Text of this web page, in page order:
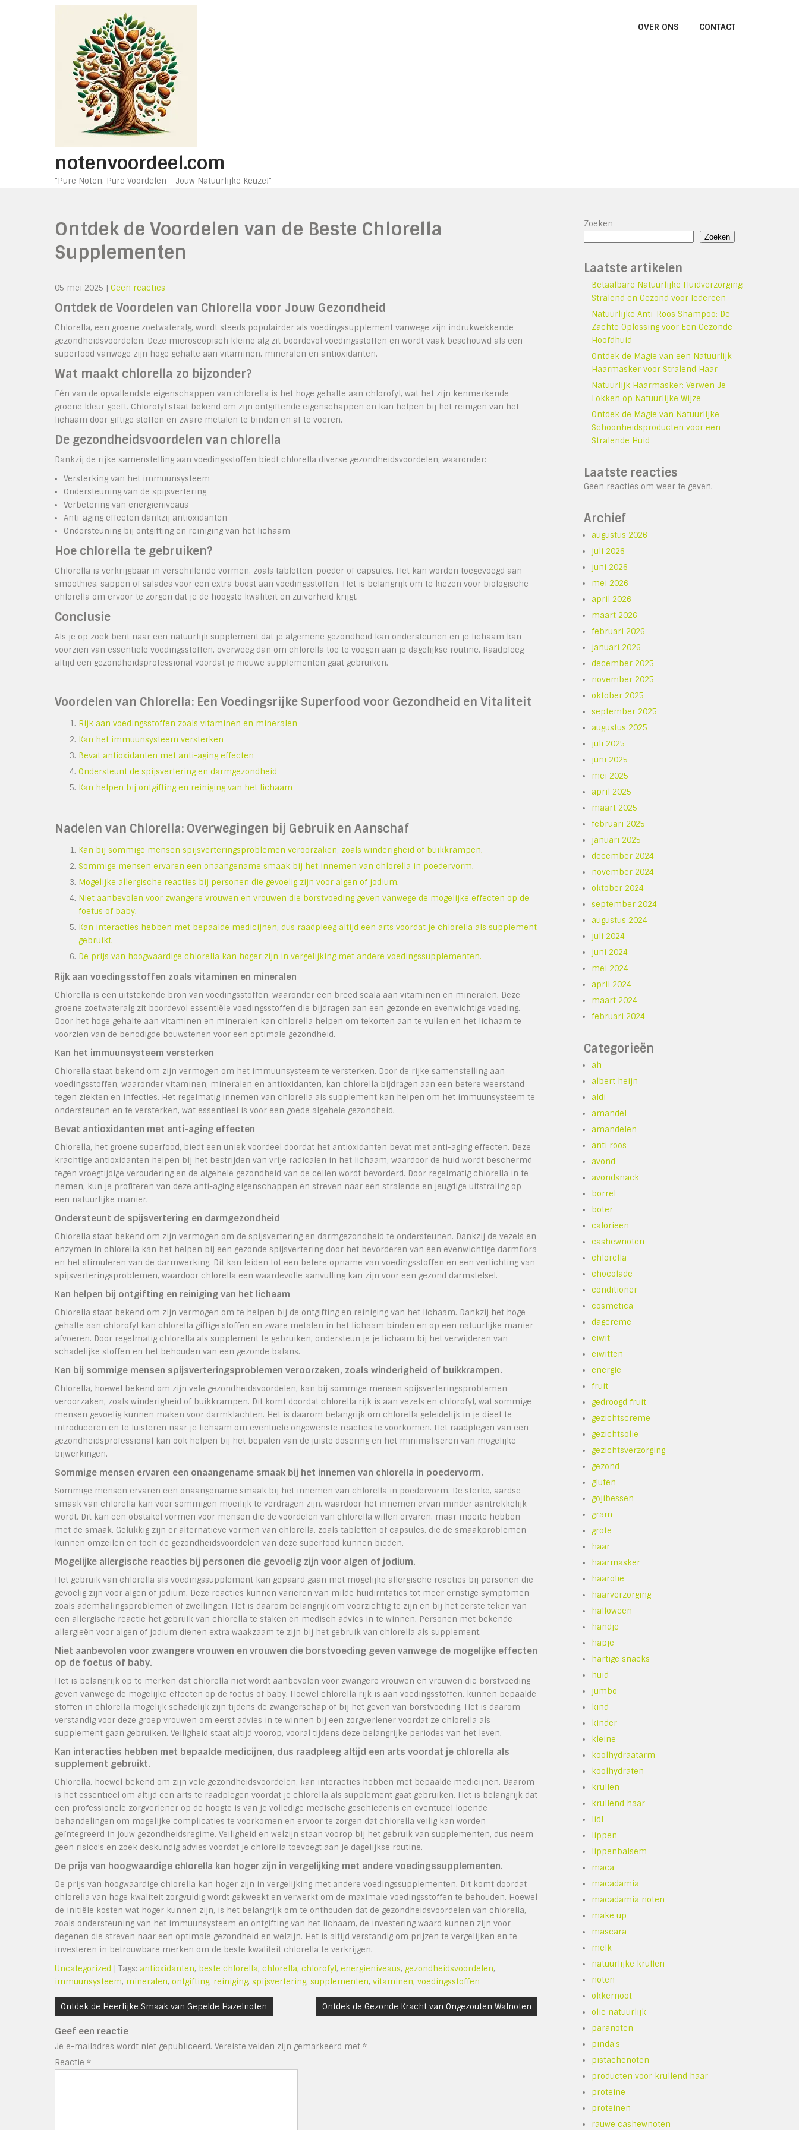
notenvoordeel.com
"Pure Noten, Pure Voordelen – Jouw Natuurlijke Keuze!"
OVER ONS CONTACT
Ontdek de Voordelen van de Beste Chlorella
Supplementen
05 mei 2025 | Geen reacties
Ontdek de Voordelen van Chlorella voor Jouw Gezondheid
Chlorella, een groene zoetwateralg, wordt steeds populairder als voedingssupplement vanwege zijn indrukwekkende
gezondheidsvoordelen. Deze microscopisch kleine alg zit boordevol voedingsstoffen en wordt vaak beschouwd als een
superfood vanwege zijn hoge gehalte aan vitaminen, mineralen en antioxidanten.
Wat maakt chlorella zo bijzonder?
Eén van de opvallendste eigenschappen van chlorella is het hoge gehalte aan chlorofyl, wat het zijn kenmerkende
groene kleur geeft. Chlorofyl staat bekend om zijn ontgiftende eigenschappen en kan helpen bij het reinigen van het
lichaam door giftige stoffen en zware metalen te binden en af te voeren.
De gezondheidsvoordelen van chlorella
Dankzij de rijke samenstelling aan voedingsstoffen biedt chlorella diverse gezondheidsvoordelen, waaronder:
Versterking van het immuunsysteem
Ondersteuning van de spijsvertering
Verbetering van energieniveaus
Anti-aging effecten dankzij antioxidanten
Ondersteuning bij ontgifting en reiniging van het lichaam
Hoe chlorella te gebruiken?
Chlorella is verkrijgbaar in verschillende vormen, zoals tabletten, poeder of capsules. Het kan worden toegevoegd aan
smoothies, sappen of salades voor een extra boost aan voedingsstoffen. Het is belangrijk om te kiezen voor biologische
chlorella om ervoor te zorgen dat je de hoogste kwaliteit en zuiverheid krijgt.
Conclusie
Als je op zoek bent naar een natuurlijk supplement dat je algemene gezondheid kan ondersteunen en je lichaam kan
voorzien van essentiële voedingsstoffen, overweeg dan om chlorella toe te voegen aan je dagelijkse routine. Raadpleeg
altijd een gezondheidsprofessional voordat je nieuwe supplementen gaat gebruiken.
Voordelen van Chlorella: Een Voedingsrijke Superfood voor Gezondheid en Vitaliteit
Rijk aan voedingsstoffen zoals vitaminen en mineralen
Kan het immuunsysteem versterken
Bevat antioxidanten met anti-aging effecten
Ondersteunt de spijsvertering en darmgezondheid
Kan helpen bij ontgifting en reiniging van het lichaam
Nadelen van Chlorella: Overwegingen bij Gebruik en Aanschaf
Kan bij sommige mensen spijsverteringsproblemen veroorzaken, zoals winderigheid of buikkrampen.
Sommige mensen ervaren een onaangename smaak bij het innemen van chlorella in poedervorm.
Mogelijke allergische reacties bij personen die gevoelig zijn voor algen of jodium.
Niet aanbevolen voor zwangere vrouwen en vrouwen die borstvoeding geven vanwege de mogelijke effecten op de
foetus of baby.
Kan interacties hebben met bepaalde medicijnen, dus raadpleeg altijd een arts voordat je chlorella als supplement
gebruikt.
De prijs van hoogwaardige chlorella kan hoger zijn in vergelijking met andere voedingssupplementen.
Rijk aan voedingsstoffen zoals vitaminen en mineralen
Chlorella is een uitstekende bron van voedingsstoffen, waaronder een breed scala aan vitaminen en mineralen. Deze
groene zoetwateralg zit boordevol essentiële voedingsstoffen die bijdragen aan een gezonde en evenwichtige voeding.
Door het hoge gehalte aan vitaminen en mineralen kan chlorella helpen om tekorten aan te vullen en het lichaam te
voorzien van de benodigde bouwstenen voor een optimale gezondheid.
Kan het immuunsysteem versterken
Chlorella staat bekend om zijn vermogen om het immuunsysteem te versterken. Door de rijke samenstelling aan
voedingsstoffen, waaronder vitaminen, mineralen en antioxidanten, kan chlorella bijdragen aan een betere weerstand
tegen ziekten en infecties. Het regelmatig innemen van chlorella als supplement kan helpen om het immuunsysteem te
ondersteunen en te versterken, wat essentieel is voor een goede algehele gezondheid.
Bevat antioxidanten met anti-aging effecten
Chlorella, het groene superfood, biedt een uniek voordeel doordat het antioxidanten bevat met anti-aging effecten. Deze
krachtige antioxidanten helpen bij het bestrijden van vrije radicalen in het lichaam, waardoor de huid wordt beschermd
tegen vroegtijdige veroudering en de algehele gezondheid van de cellen wordt bevorderd. Door regelmatig chlorella in te
nemen, kun je profiteren van deze anti-aging eigenschappen en streven naar een stralende en jeugdige uitstraling op
een natuurlijke manier.
Ondersteunt de spijsvertering en darmgezondheid
Chlorella staat bekend om zijn vermogen om de spijsvertering en darmgezondheid te ondersteunen. Dankzij de vezels en
enzymen in chlorella kan het helpen bij een gezonde spijsvertering door het bevorderen van een evenwichtige darmflora
en het stimuleren van de darmwerking. Dit kan leiden tot een betere opname van voedingsstoffen en een verlichting van
spijsverteringsproblemen, waardoor chlorella een waardevolle aanvulling kan zijn voor een gezond darmstelsel.
Kan helpen bij ontgifting en reiniging van het lichaam
Chlorella staat bekend om zijn vermogen om te helpen bij de ontgifting en reiniging van het lichaam. Dankzij het hoge
gehalte aan chlorofyl kan chlorella giftige stoffen en zware metalen in het lichaam binden en op een natuurlijke manier
afvoeren. Door regelmatig chlorella als supplement te gebruiken, ondersteun je je lichaam bij het verwijderen van
schadelijke stoffen en het behouden van een gezonde balans.
Kan bij sommige mensen spijsverteringsproblemen veroorzaken, zoals winderigheid of buikkrampen.
Chlorella, hoewel bekend om zijn vele gezondheidsvoordelen, kan bij sommige mensen spijsverteringsproblemen
veroorzaken, zoals winderigheid of buikkrampen. Dit komt doordat chlorella rijk is aan vezels en chlorofyl, wat sommige
mensen gevoelig kunnen maken voor darmklachten. Het is daarom belangrijk om chlorella geleidelijk in je dieet te
introduceren en te luisteren naar je lichaam om eventuele ongewenste reacties te voorkomen. Het raadplegen van een
gezondheidsprofessional kan ook helpen bij het bepalen van de juiste dosering en het minimaliseren van mogelijke
bijwerkingen.
Sommige mensen ervaren een onaangename smaak bij het innemen van chlorella in poedervorm.
Sommige mensen ervaren een onaangename smaak bij het innemen van chlorella in poedervorm. De sterke, aardse
smaak van chlorella kan voor sommigen moeilijk te verdragen zijn, waardoor het innemen ervan minder aantrekkelijk
wordt. Dit kan een obstakel vormen voor mensen die de voordelen van chlorella willen ervaren, maar moeite hebben
met de smaak. Gelukkig zijn er alternatieve vormen van chlorella, zoals tabletten of capsules, die de smaakproblemen
kunnen omzeilen en toch de gezondheidsvoordelen van deze superfood kunnen bieden.
Mogelijke allergische reacties bij personen die gevoelig zijn voor algen of jodium.
Het gebruik van chlorella als voedingssupplement kan gepaard gaan met mogelijke allergische reacties bij personen die
gevoelig zijn voor algen of jodium. Deze reacties kunnen variëren van milde huidirritaties tot meer ernstige symptomen
zoals ademhalingsproblemen of zwellingen. Het is daarom belangrijk om voorzichtig te zijn en bij het eerste teken van
een allergische reactie het gebruik van chlorella te staken en medisch advies in te winnen. Personen met bekende
allergieën voor algen of jodium dienen extra waakzaam te zijn bij het gebruik van chlorella als supplement.
Niet aanbevolen voor zwangere vrouwen en vrouwen die borstvoeding geven vanwege de mogelijke effecten
op de foetus of baby.
Het is belangrijk op te merken dat chlorella niet wordt aanbevolen voor zwangere vrouwen en vrouwen die borstvoeding
geven vanwege de mogelijke effecten op de foetus of baby. Hoewel chlorella rijk is aan voedingsstoffen, kunnen bepaalde
stoffen in chlorella mogelijk schadelijk zijn tijdens de zwangerschap of bij het geven van borstvoeding. Het is daarom
verstandig voor deze groep vrouwen om eerst advies in te winnen bij een zorgverlener voordat ze chlorella als
supplement gaan gebruiken. Veiligheid staat altijd voorop, vooral tijdens deze belangrijke periodes van het leven.
Kan interacties hebben met bepaalde medicijnen, dus raadpleeg altijd een arts voordat je chlorella als
supplement gebruikt.
Chlorella, hoewel bekend om zijn vele gezondheidsvoordelen, kan interacties hebben met bepaalde medicijnen. Daarom
is het essentieel om altijd een arts te raadplegen voordat je chlorella als supplement gaat gebruiken. Het is belangrijk dat
een professionele zorgverlener op de hoogte is van je volledige medische geschiedenis en eventueel lopende
behandelingen om mogelijke complicaties te voorkomen en ervoor te zorgen dat chlorella veilig kan worden
geïntegreerd in jouw gezondheidsregime. Veiligheid en welzijn staan voorop bij het gebruik van supplementen, dus neem
geen risico’s en zoek deskundig advies voordat je chlorella toevoegt aan je dagelijkse routine.
De prijs van hoogwaardige chlorella kan hoger zijn in vergelijking met andere voedingssupplementen.
De prijs van hoogwaardige chlorella kan hoger zijn in vergelijking met andere voedingssupplementen. Dit komt doordat
chlorella van hoge kwaliteit zorgvuldig wordt gekweekt en verwerkt om de maximale voedingsstoffen te behouden. Hoewel
de initiële kosten wat hoger kunnen zijn, is het belangrijk om te onthouden dat de gezondheidsvoordelen van chlorella,
zoals ondersteuning van het immuunsysteem en ontgifting van het lichaam, de investering waard kunnen zijn voor
degenen die streven naar een optimale gezondheid en welzijn. Het is altijd verstandig om prijzen te vergelijken en te
investeren in betrouwbare merken om de beste kwaliteit chlorella te verkrijgen.
Uncategorized | Tags: antioxidanten, beste chlorella, chlorella, chlorofyl, energieniveaus, gezondheidsvoordelen,
immuunsysteem, mineralen, ontgifting, reiniging, spijsvertering, supplementen, vitaminen, voedingsstoffen
Bericht
navigatie
Ontdek de Heerlijke Smaak van Gepelde Hazelnoten Ontdek de Gezonde Kracht van Ongezouten Walnoten
Geef een reactie
Je e-mailadres wordt niet gepubliceerd. Vereiste velden zijn gemarkeerd met *
Reactie *
Zoeken
Zoeken
Laatste artikelen
Betaalbare Natuurlijke Huidverzorging:
Stralend en Gezond voor Iedereen
Natuurlijke Anti-Roos Shampoo: De
Zachte Oplossing voor Een Gezonde
Hoofdhuid
Ontdek de Magie van een Natuurlijk
Haarmasker voor Stralend Haar
Natuurlijk Haarmasker: Verwen Je
Lokken op Natuurlijke Wijze
Ontdek de Magie van Natuurlijke
Schoonheidsproducten voor een
Stralende Huid
Laatste reacties
Geen reacties om weer te geven.
Archief
augustus 2026
juli 2026
juni 2026
mei 2026
april 2026
maart 2026
februari 2026
januari 2026
december 2025
november 2025
oktober 2025
september 2025
augustus 2025
juli 2025
juni 2025
mei 2025
april 2025
maart 2025
februari 2025
januari 2025
december 2024
november 2024
oktober 2024
september 2024
augustus 2024
juli 2024
juni 2024
mei 2024
april 2024
maart 2024
februari 2024
Categorieën
ah
albert heijn
aldi
amandel
amandelen
anti roos
avond
avondsnack
borrel
boter
calorieen
cashewnoten
chlorella
chocolade
conditioner
cosmetica
dagcreme
eiwit
eiwitten
energie
fruit
gedroogd fruit
gezichtscreme
gezichtsolie
gezichtsverzorging
gezond
gluten
gojibessen
gram
grote
haar
haarmasker
haarolie
haarverzorging
halloween
handje
hapje
hartige snacks
huid
jumbo
kind
kinder
kleine
koolhydraatarm
koolhydraten
krullen
krullend haar
lidl
lippen
lippenbalsem
maca
macadamia
macadamia noten
make up
mascara
melk
natuurlijke krullen
noten
okkernoot
olie natuurlijk
paranoten
pinda's
pistachenoten
producten voor krullend haar
proteine
proteinen
rauwe cashewnoten